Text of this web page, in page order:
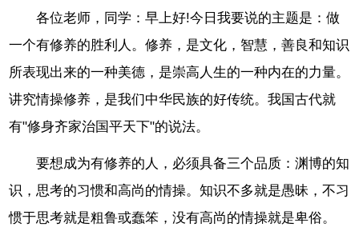
各位老师，同学：早上好!今日我要说的主题是：做
一个有修养的胜利人。修养，是文化，智慧，善良和知识
所表现出来的一种美德，是崇高人生的一种内在的力量。
讲究情操修养，是我们中华民族的好传统。我国古代就
有"修身齐家治国平天下"的说法。
要想成为有修养的人，必须具备三个品质：渊博的知
识，思考的习惯和高尚的情操。知识不多就是愚昧，不习
惯于思考就是粗鲁或蠢笨，没有高尚的情操就是卑俗。